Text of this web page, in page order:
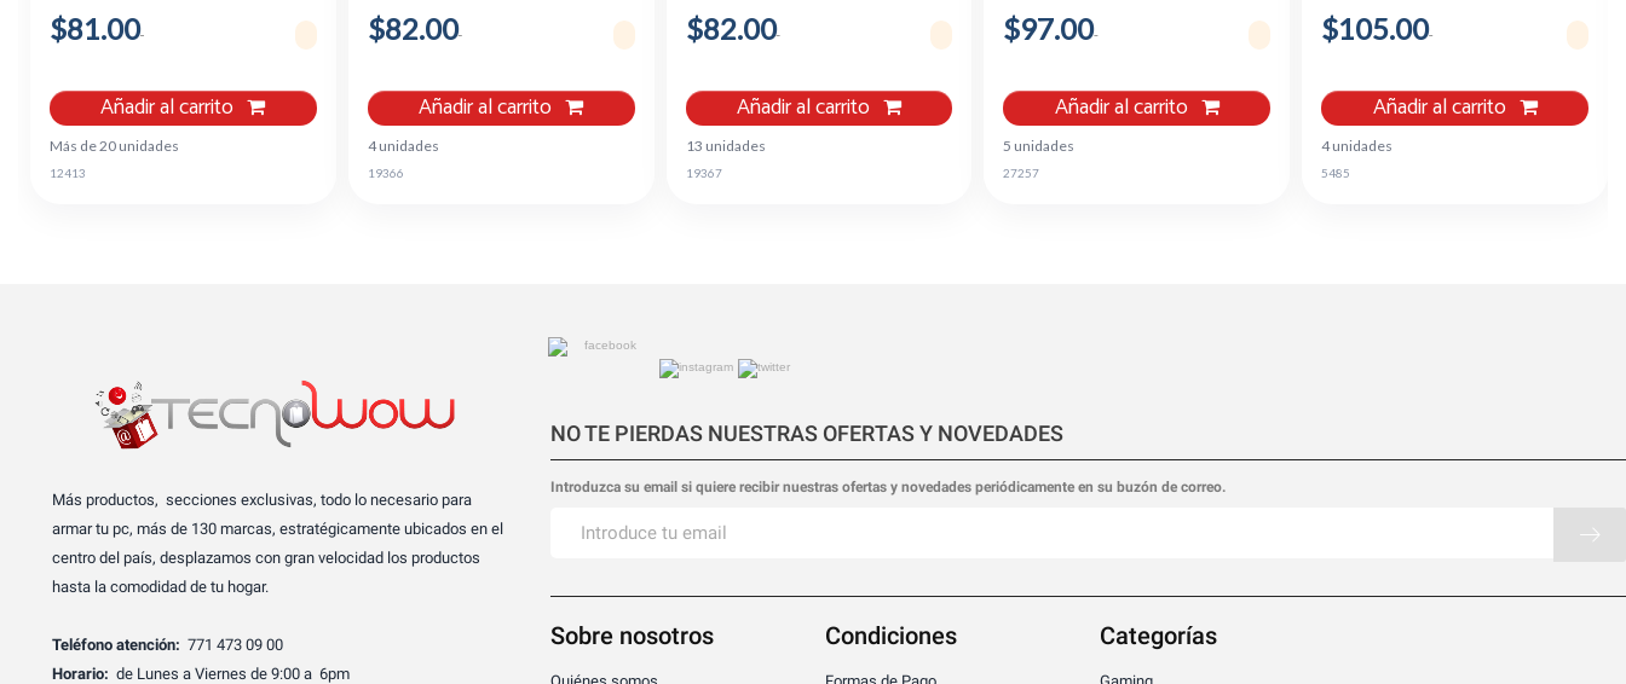
$81.00
Añadir al carrito
Más de 20 unidades
12413
$82.00
Añadir al carrito
4 unidades
19366
$82.00
Añadir al carrito
13 unidades
19367
$97.00
Añadir al carrito
5 unidades
27257
993377
$105.00
Añadir al carrito
4 unidades
5485
Más productos, secciones exclusivas, todo lo necesario para
armar tu pc, más de 130 marcas, estratégicamente ubicados en el
centro del país, desplazamos con gran velocidad los productos
hasta la comodidad de tu hogar.
Teléfono atención: 771 473 09 00
Horario: de Lunes a Viernes de 9:00 a 6pm
NO TE PIERDAS NUESTRAS OFERTAS Y NOVEDADES
Introduzca su email si quiere recibir nuestras ofertas y novedades periódicamente en su buzón de correo.
Sobre nosotros Condiciones Categorías